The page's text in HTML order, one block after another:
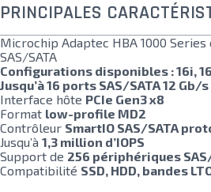
PRINCIPALES
Microchip Adaptec HBA 1000
SAS/SATA
Configurations disponibles : 16i,
Jusqu’à 16 ports SAS/SATA 12 Gb/s
Interface hôte PCIe Gen3 x8
Format low-profile MD2
Contrôleur SmartIO SAS/SATA
Jusqu’à 1,3 million d’IOPS
Support de 256 périphériques
Compatibilité SSD, HDD, bandes